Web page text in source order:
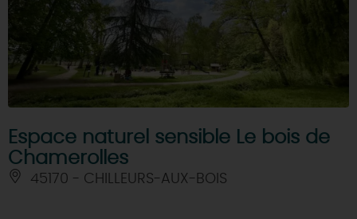
Espace naturel sensible Le bois de
Chamerolles
45170 - CHILLEURS-AUX-BOIS